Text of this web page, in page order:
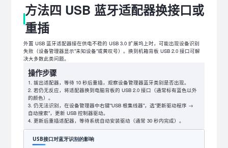
方法四 USB 蓝牙适配器换接口或
重插
外置 USB 蓝牙适配器接在供电不稳的 USB 3.0 扩展坞上时，可能出现设备识别
失败（设备管理器显示"未知设备"或黄叹号）。换到机箱背板 USB 2.0 接口可解
决大多数此类问题。
操作步骤
拔出适配器，等待 10 秒后重插，观察设备管理器蓝牙类别是否出现。
若仍无反应，将适配器换到电脑背板的 USB 2.0 接口（通常标有蓝色以外
的颜色）。
仍无法识别，在设备管理器中右键"USB 根集线器"，选"更新驱动程序 →
自动搜索"，更新 USB 控制器驱动。
更新后重插适配器，等待系统自动安装驱动（通常 30 秒内完成）。